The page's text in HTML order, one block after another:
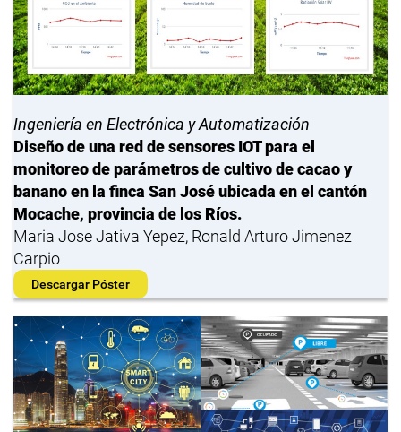
Ingeniería en Electrónica y Automatización
Diseño de una red de sensores IOT para el
monitoreo de parámetros de cultivo de cacao y
banano en la finca San José ubicada en el cantón
Mocache, provincia de los Ríos.
Maria Jose Jativa Yepez, Ronald Arturo Jimenez
Carpio
Descargar Póster